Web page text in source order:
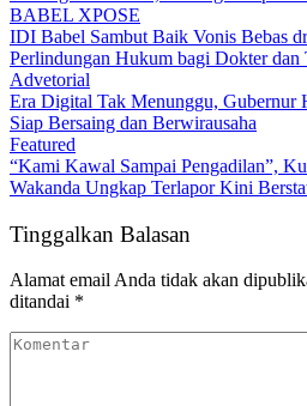
BABEL XPOSE
IDI Babel Sambut Baik Vonis Bebas
Perlindungan Hukum bagi Dokter dan
Advetorial
Era Digital Tak Menunggu,
Siap Bersaing dan Berwirausaha
Featured
“Kami Kawal Sampai Pengadilan”,
Wakanda Ungkap Terlapor Kini
Tinggalkan Balasan
Alamat email Anda tidak akan
ditandai *